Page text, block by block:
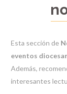
Esta sección de
eventos
Además,
interesantes